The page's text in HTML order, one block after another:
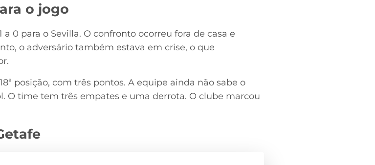
o jogo
0 para o Sevilla. O confronto ocorreu fora de casa e
o adversário também estava em crise, o que
posição, com três pontos. A equipe ainda não sabe o
O time tem três empates e uma derrota. O clube marcou